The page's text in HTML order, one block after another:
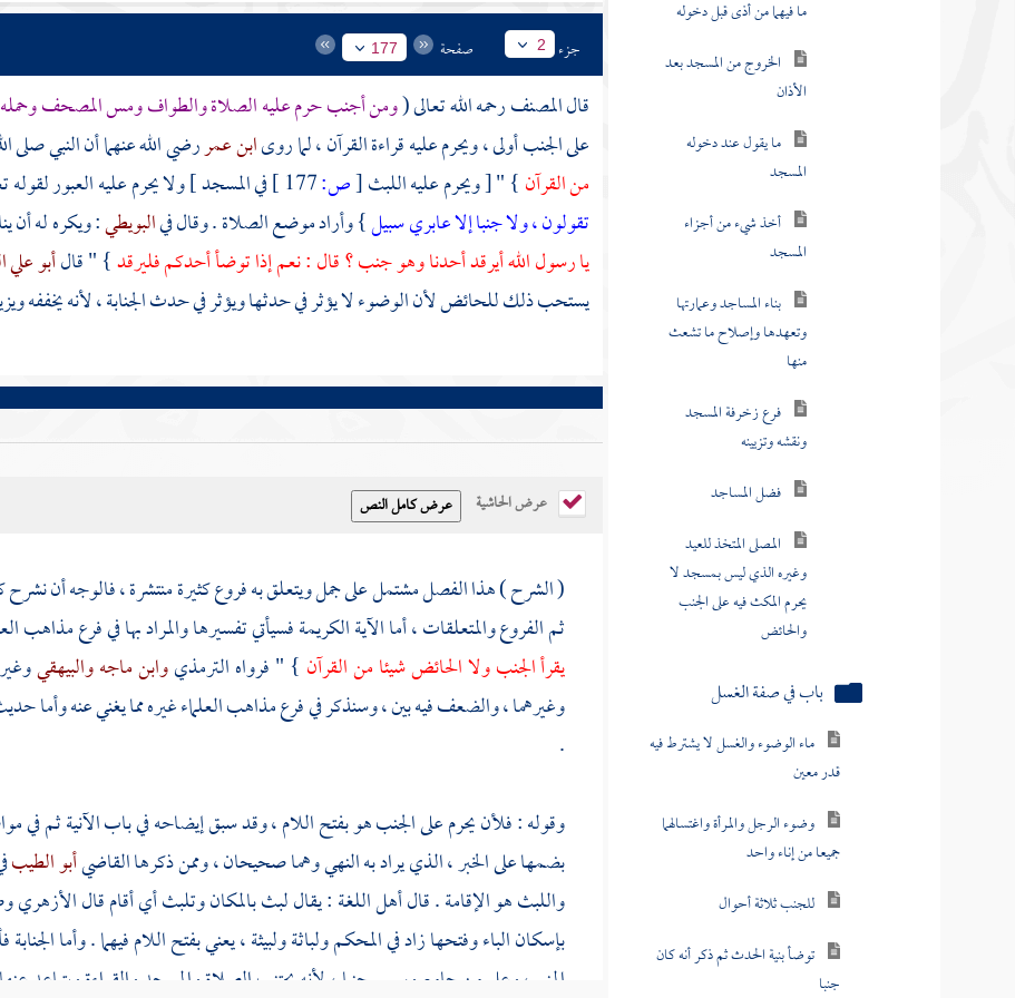
فرع زخرفة المسجد
ونقشه وتزيينه
المصلى المتخذ للعيد
وغيره الذي ليس بمسجد لا
يحرم المكث فيه على الجنب
والحائض
باب في صفة الغسل
ماء الوضوء والغسل لا يشترط فيه
وضوء الرجل والمرأة واغتسالهما
توضأ بنية الحدث ثم ذكر أنه كان
فرع في مسائل تتعلق بباب
الغسل
فصل في الأغسال المسنونة
فصل في دخول الحمام
باب التيمم
كتاب الحيض
باب إزالة النجاسة
جزء 2 صفحة 177
قالالمصنفرحمه الله تعالى (ومن أجنب حرم عليه الصلاة والطواف ومس المصحف وحمله
على الجنب أولى ، ويحرم عليه قراءة القرآن ، لما روىابن عمررضي الله عنهما أن النبي
من القرآن} " [ ويحرم عليه اللبث[ص: في المسجد ] ولا يحرم عليه العبور لقوله
تقولون ، ولا جنبا إلا عابري سبيل} وأراد موضع الصلاة . وقال فيالبويطي: ويكره له أن
يا رسول الله أيرقد أحدنا وهو جنب ؟ قال : نعم إذا توضأ أحدكم فليرقد} " قالأبو
يستحب ذلك للحائض لأن الوضوء لا يؤثر في حدثها ويؤثر في حدث الجنابة ، لأنه يخففه
عرض الحاشية
( الشرح ) هذا الفصل مشتمل على جمل ويتعلق به فروع كثيرة منتشرة ، فالوجه أن نشرح
ثم الفروع والمتعلقات ، أما الآية الكريمة فسيأتي تفسيرها والمراد بها في فرع مذاهب
يقرأ الجنب ولا الحائض شيئا من القرآن } " فرواهالترمذيوابن ماجهوالبيهقي
وغيرهما ، والضعف فيه بين ، وسنذكر في فرع مذاهب العلماء غيره مما يغني عنه وأما
.
وقوله : فلأن يحرم على الجنب هو بفتح اللام ، وقد سبق إيضاحه في باب الآنية ثم في
بضمها على الخبر ، الذي يراد به النهي وهما صحيحان ، وممن ذكرها القاضيأبو الطيب
واللبث هو الإقامة . قال أهل اللغة : يقال لبث بالمكان وتلبث أي أقام قالالأزهري
بإسكان الباء وفتحها زاد في المحكم ولباثة ولبيثة ، يعني بفتح اللام فيهما . وأما
المني ، وعلى من جامع وسمي جنبا ، لأنه يجتنب الصلاة والمسجد والقراءة ويتباعد